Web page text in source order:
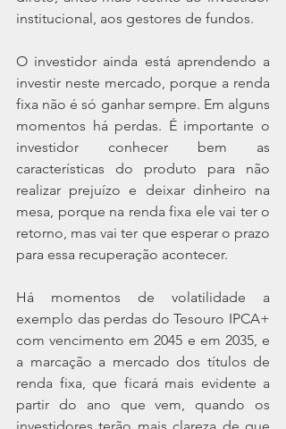
institucional, aos gestores de fundos.
O investidor ainda está aprendendo a
investir neste mercado, porque a renda
fixa não é só ganhar sempre. Em alguns
momentos há perdas. É importante o
investidor conhecer bem as
características do produto para não
realizar prejuízo e deixar dinheiro na
mesa, porque na renda fixa ele vai ter o
retorno, mas vai ter que esperar o prazo
para essa recuperação acontecer.
Há momentos de volatilidade a
exemplo das perdas do Tesouro IPCA+
com vencimento em 2045 e em 2035, e
a marcação a mercado dos títulos de
renda fixa, que ficará mais evidente a
partir do ano que vem, quando os